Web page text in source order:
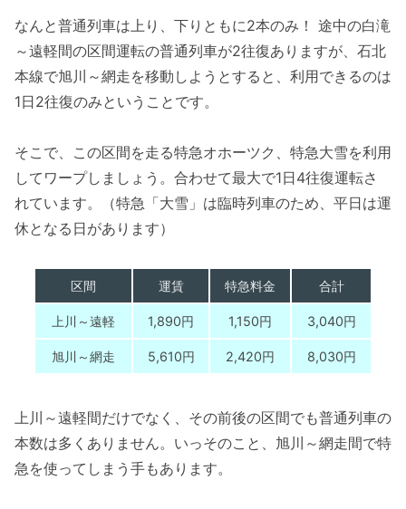
なんと普通列車は上り、下りともに2本のみ！ 途中の白滝
～遠軽間の区間運転の普通列車が2往復ありますが、石北
本線で旭川～網走を移動しようとすると、利用できるのは
1日2往復のみということです。
そこで、この区間を走る特急オホーツク、特急大雪を利用
してワープしましょう。合わせて最大で1日4往復運転さ
れています。（特急「大雪」は臨時列車のため、平日は運
休となる日があります）
区間 運賃 特急料金 合計
上川～遠軽 1,890円 1,150円 3,040円
旭川～網走 5,610円 2,420円 8,030円
上川～遠軽間だけでなく、その前後の区間でも普通列車の
本数は多くありません。いっそのこと、旭川～網走間で特
急を使ってしまう手もあります。